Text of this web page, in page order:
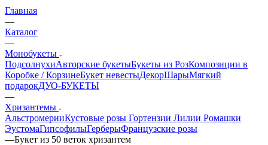
Главная
—
Каталог
—
Монобукеты
ПодсолнухиАвторские букетыБукеты из РозКомпозиции в
Коробке / КорзинеБукет невестыДекорШарыМягкий
подарокДУО-БУКЕТЫ
—
Хризантемы
АльстромерииКустовые розы Гортензии Лилии Ромашки
ЭустомаГипсофилыГерберыФранцузские розы
—Букет из 50 веток хризантем